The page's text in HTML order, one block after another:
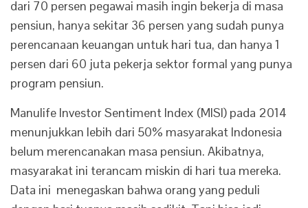
dari 70 persen pegawai masih ingin bekerja di masa
pensiun, hanya sekitar 36 persen yang sudah punya
perencanaan keuangan untuk hari tua, dan hanya 1
persen dari 60 juta pekerja sektor formal yang punya
program pensiun.
Manulife Investor Sentiment Index (MISI) pada 2014
menunjukkan lebih dari 50% masyarakat Indonesia
belum merencanakan masa pensiun. Akibatnya,
masyarakat ini terancam miskin di hari tua mereka.
Data ini menegaskan bahwa orang yang peduli